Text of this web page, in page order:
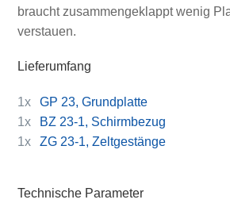
braucht zusammengeklappt wenig
verstauen.
Lieferumfang
1x
GP 23, Grundplatte
1x
BZ 23-1, Schirmbezug
1x
ZG 23-1, Zeltgestänge
Technische Parameter